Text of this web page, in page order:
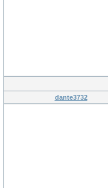
dante3732